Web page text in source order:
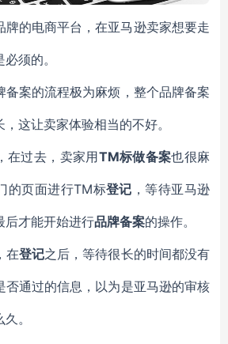
牌的电商平台，在亚马逊卖家想要走
须的。
备案的流程极为麻烦，整个品牌备案
这让卖家体验相当的不好。
在过去，卖家用 TM标做备案也很麻
的页面进行TM标登记 ，等待亚马逊
后才能开始进行品牌备案的操作。
在登记之后，等待很长的时间都没有
否通过的信息，以为是亚马逊的审核
。